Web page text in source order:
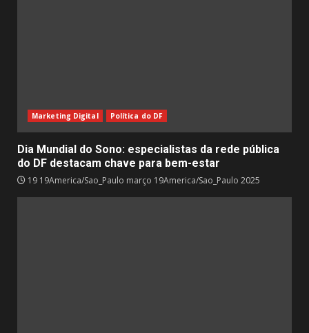
Marketing Digital Política do DF
Dia Mundial do Sono: especialistas da rede pública
do DF destacam chave para bem-estar
19 19America/Sao_Paulo março 19America/Sao_Paulo 2025